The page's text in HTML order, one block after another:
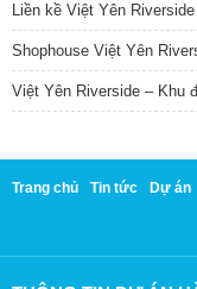
Liền kề Việt Yên
Shophouse Việt Yên
Việt Yên Riverside – Khu
Trang chủ Tin tức Dự án